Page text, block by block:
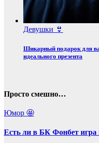
Девушки 👙
Шикарный подарок для
идеального презента
Просто смешно…
Юмор 🤩
Есть ли в БК Фонбет игра